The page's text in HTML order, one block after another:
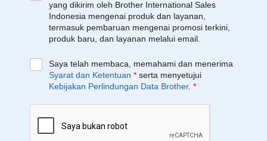
yang dikirim oleh Brother International Sales
Indonesia mengenai produk dan layanan,
termasuk pembaruan mengenai promosi terkini,
produk baru, dan layanan melalui email.
Saya telah membaca, memahami dan menerima
Syarat dan Ketentuan * serta menyetujui
Kebijakan Perlindungan Data Brother. *